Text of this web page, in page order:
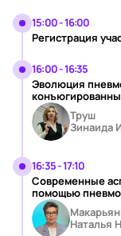
15:00 - 16:00
Регистрация
16:00 - 16:35
Эволюция
Труш
Зинаида
16:35 - 17:10
Современные
помощью
Наталья